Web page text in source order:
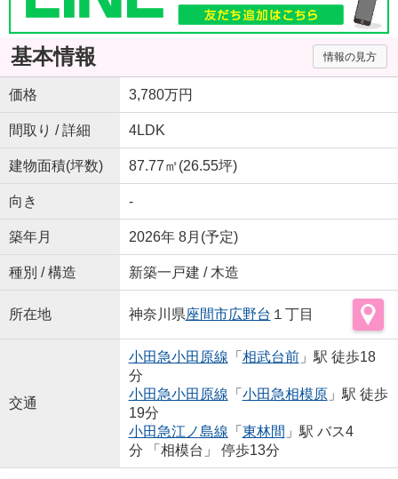
基本情報 情報の見方
価格 3,780万円
間取り / 詳細 4LDK
建物面積(坪数) 87.77㎡(26.55坪)
向き -
築年月 2026年 8月(予定)
種別 / 構造 新築一戸建 / 木造
所在地 神奈川県座間市広野台 １丁目
交通
小田急小田原線 「 相武台前」駅 徒歩18
分
小田急小田原線 「 小田急相模原」駅 徒歩
19分
小田急江ノ島線 「 東林間 」駅 バス4
分 「相模台」 停歩13分